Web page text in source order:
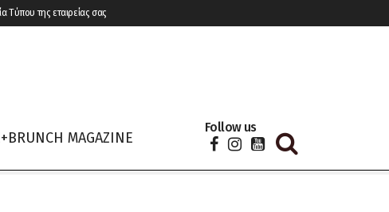
Τύπου της εταιρείας σας
MAGAZINE
Follow us